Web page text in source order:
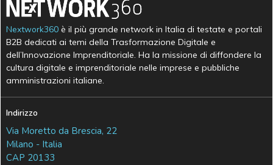
Nextwork360 è il più grande network in Italia di testate e portali
B2B dedicati ai temi della Trasformazione Digitale e
dell’Innovazione Imprenditoriale. Ha la missione di diffondere la
cultura digitale e imprenditoriale nelle imprese e pubbliche
amministrazioni italiane.
Indirizzo
Via Moretto da Brescia, 22
Milano - Italia
CAP 20133